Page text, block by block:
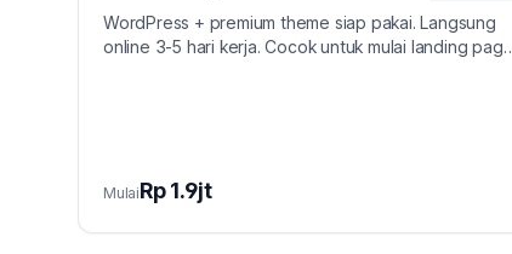
WordPress + premium theme siap pakai. Langsung
online 3-5 hari kerja. Cocok untuk mulai landing page
MulaiRp 1.9jt